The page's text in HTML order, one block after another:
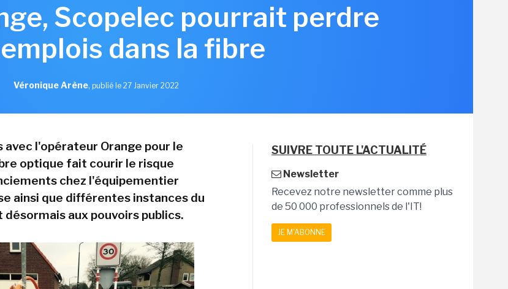
Scopelec pourrait perdre
dans la fibre
Véronique Arène, publié le 27 Janvier 2022
l'opérateur Orange pour le
optique fait courir le risque
chez l'équipementier
ainsi que différentes instances du
aux pouvoirs publics.
SUIVRE TOUTE L'ACTUALITÉ
Newsletter
Recevez notre newsletter comme plus
de 50 000 professionnels de l'IT!
JE M'ABONNE